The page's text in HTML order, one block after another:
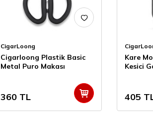
CigarLoong
Cigarloong Plastik Basic
Metal Puro Makası
360 TL
Kare
Kesici
405